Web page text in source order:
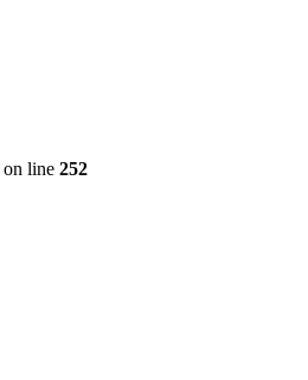
on line 252